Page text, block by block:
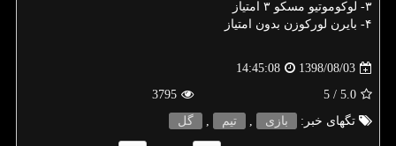
۳- لوكوموتیو مسكو ۳ امتیاز
۴- بایرن لوركوزن بدون امتیاز
1398/08/03
14:45:08
5.0
/ 5
3795
تگهای خبر:
بازی , تیم , گل